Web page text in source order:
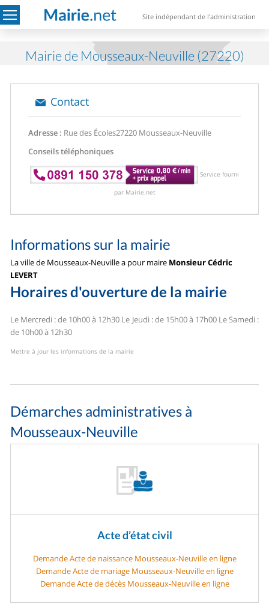
Site indépendant de l'administration
Mairie de Mousseaux-Neuville (27220)
Contact
Adresse : Rue des Écoles27220 Mousseaux-Neuville
Conseils téléphoniques
Service fourni
par Mairie.net
Informations sur la mairie
La ville de Mousseaux-Neuville a pour maire Monsieur Cédric
LEVERT
Horaires d'ouverture de la mairie
Le Mercredi : de 10h00 à 12h30 Le Jeudi : de 15h00 à 17h00Le Samedi :
de 10h00 à 12h30
Mettre à jour les informations de la mairie
Démarches administratives à
Mousseaux-Neuville
Acte d’état civil
Demande Acte de naissance Mousseaux-Neuville en ligne
Demande Acte de mariage Mousseaux-Neuville en ligne
Demande Acte de décès Mousseaux-Neuville en ligne